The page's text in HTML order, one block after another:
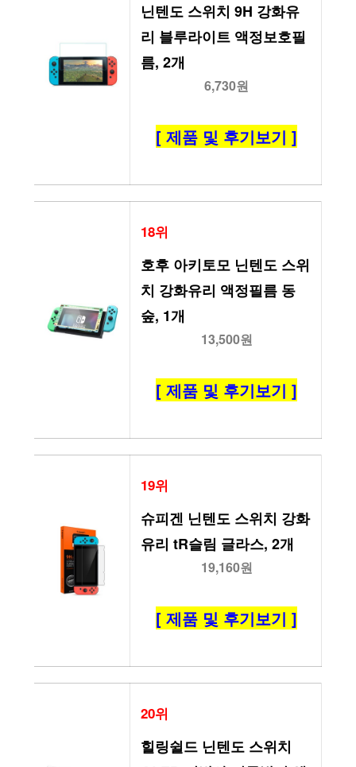
닌텐도 스위치 9H 강화유
리 블루라이트 액정보호필
름, 2개
6,730원
[ 제품 및 후기보기 ]
18위
호후 아키토모 닌텐도 스위
치 강화유리 액정필름 동
숲, 1개
13,500원
[ 제품 및 후기보기 ]
19위
슈피겐 닌텐도 스위치 강화
유리 tR슬림 글라스, 2개
19,160원
[ 제품 및 후기보기 ]
20위
힐링쉴드 닌텐도 스위치